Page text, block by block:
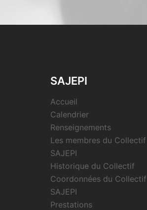
SAJEPI
Accueil
Calendrier
Renseignements
Les membres du Collectif
SAJEPI
Historique du Collectif
Coordonnées du Collectif
SAJEPI
Prestations